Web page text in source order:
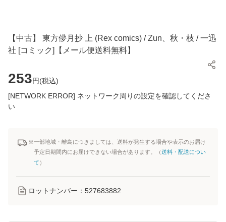
【中古】 東方儚月抄 上 (Rex comics) / Zun、秋・枝 / 一迅
社 [コミック]【メール便送料無料】
253円(税込)
[NETWORK ERROR] ネットワーク周りの設定を確認してくださ
い
※一部地域・離島につきましては、送料が発生する場合や表示のお届け
予定日期間内にお届けできない場合があります。（送料・配送につい
て ）
ロットナンバー： 527683882